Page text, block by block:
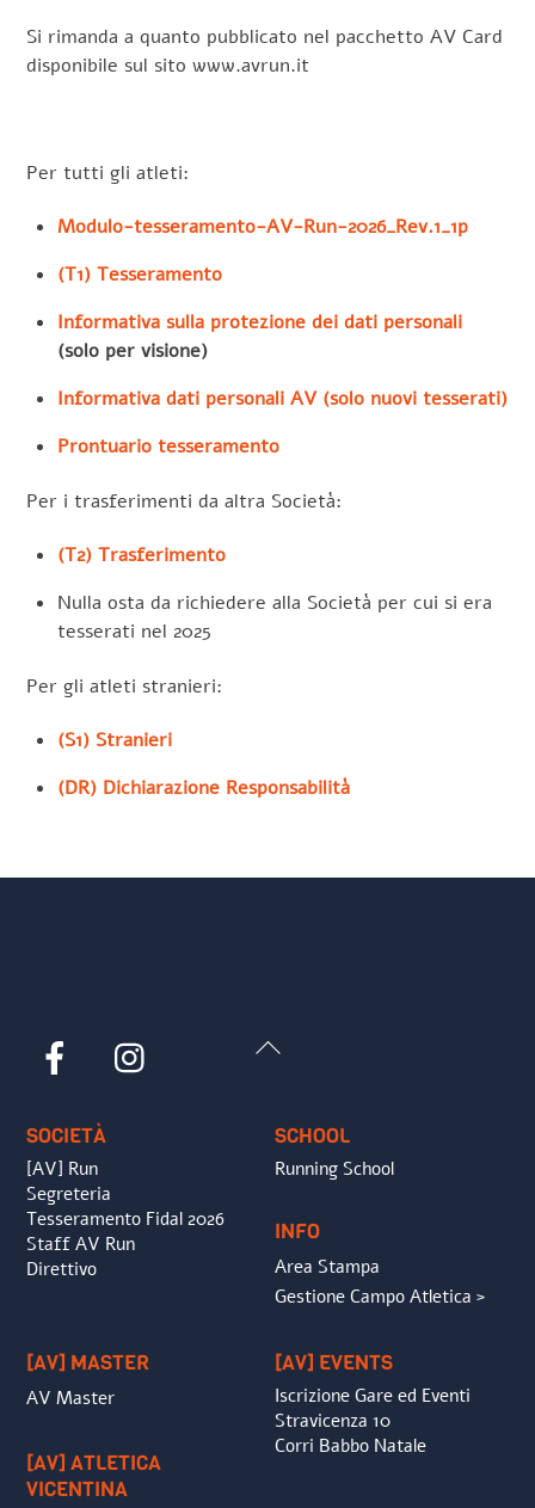
Si rimanda a quanto pubblicato nel pacchetto AV Card
disponibile sul sito www.avrun.it
Per tutti gli atleti:
Modulo-tesseramento-AV-Run-2026_Rev.1_1p
(T1) Tesseramento
Informativa sulla protezione dei dati personali
(solo per visione)
Informativa dati personali AV (solo nuovi tesserati)
Prontuario tesseramento
Per i trasferimenti da altra Società:
(T2) Trasferimento
Nulla osta da richiedere alla Società per cui si era
tesserati nel 2025
Per gli atleti stranieri:
(S1) Stranieri
(DR) Dichiarazione Responsabilità
Back
Facebook
SOCIETÀ
[AV] Run
Segreteria
Tesseramento Fidal 2026
Staff AV Run
Direttivo
SCHOOL
Running School
INFO
Area Stampa
Gestione Campo Atletica >
[AV] MASTER
AV Master
[AV] ATLETICA
VICENTINA
[AV] EVENTS
Iscrizione Gare ed Eventi
Stravicenza 10
Corri Babbo Natale